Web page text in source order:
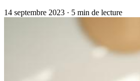
14 septembre 2023 · 5 min de lecture